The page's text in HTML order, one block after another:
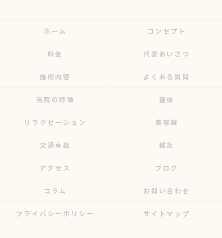
ホーム コンセプト
料金 代表あいさつ
施術内容 よくある質問
当院の特徴 整体
リラクゼーション 美容鍼
交通事故 鍼灸
アクセス ブログ
コラム お問い合わせ
プライバシーポリシー サイトマップ